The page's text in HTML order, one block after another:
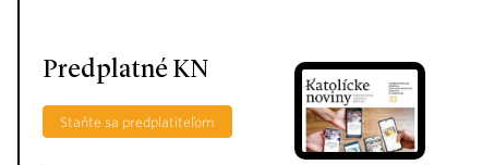
Predplatné KN
Staňte sa predplatiteľom